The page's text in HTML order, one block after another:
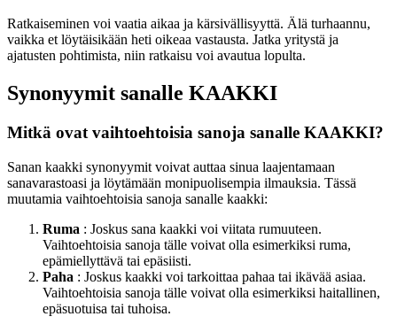
Ratkaiseminen voi vaatia aikaa ja kärsivällisyyttä. Älä turhaannu,
vaikka et löytäisikään heti oikeaa vastausta. Jatka yritystä ja
ajatusten pohtimista, niin ratkaisu voi avautua lopulta.
Synonyymit sanalle KAAKKI
Mitkä ovat vaihtoehtoisia sanoja sanalle KAAKKI?
Sanan kaakki synonyymit voivat auttaa sinua laajentamaan
sanavarastoasi ja löytämään monipuolisempia ilmauksia. Tässä
muutamia vaihtoehtoisia sanoja sanalle kaakki:
Ruma : Joskus sana kaakki voi viitata rumuuteen.
Vaihtoehtoisia sanoja tälle voivat olla esimerkiksi ruma,
epämiellyttävä tai epäsiisti.
Paha : Joskus kaakki voi tarkoittaa pahaa tai ikävää asiaa.
Vaihtoehtoisia sanoja tälle voivat olla esimerkiksi haitallinen,
epäsuotuisa tai tuhoisa.